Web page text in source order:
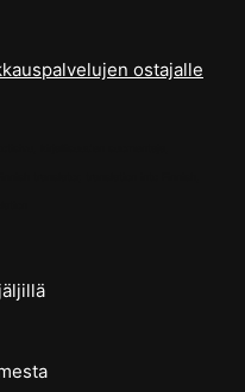
ostajalle